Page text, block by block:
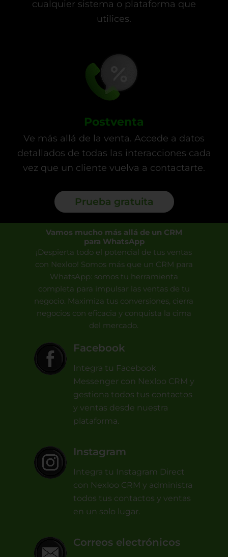
cualquier sistema o plataforma que
utilices.
Postventa
Ve más allá de la venta. Accede a datos
detallados de todas las interacciones cada
vez que un cliente vuelva a contactarte.
Prueba gratuita
Vamos mucho más allá de un CRM
para WhatsApp
¡Despierta todo el potencial de tus ventas
con Nexloo! Somos más que un CRM para
WhatsApp: somos tu herramienta
completa para impulsar las ventas de tu
negocio. Maximiza tus conversiones, cierra
negocios con eficacia y conquista la cima
del mercado.
Facebook
Integra tu Facebook
Messenger con Nexloo CRM y
gestiona todos tus contactos
y ventas desde nuestra
plataforma.
Instagram
Integra tu Instagram Direct
con Nexloo CRM y administra
todos tus contactos y ventas
en un solo lugar.
Correos electrónicos